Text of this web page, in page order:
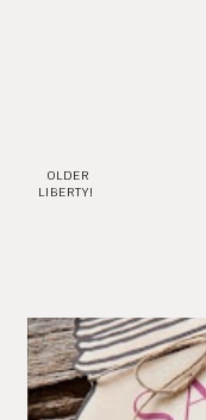
OLDER
LIBERTY!